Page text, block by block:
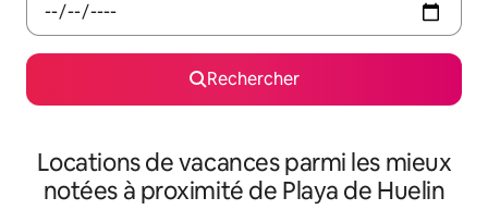
Rechercher
Locations de vacances parmi les mieux
notées à proximité de Playa de Huelin